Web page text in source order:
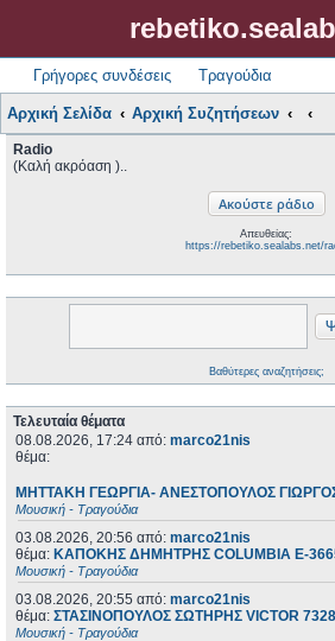
Γρήγορες συνδέσεις Τραγούδια
Αρχική Σελίδα Αρχική Συζητήσεων
Radio
(Καλή ακρόαση )..
Απευθείας:
https://rebetiko.sealabs.net/
Βαθύτερες αναζητήσεις;
Τελευταία θέματα
08.08.2026, 17:24 από: marco21nis
θέμα:
ΜΗΤΤΑΚΗ ΓΕΩΡΓΙΑ- ΑΝΕΣΤΟΠΟΥΛΟΣ ΓΙΩΡΓΟΣ
Μουσική - Τραγούδια
03.08.2026, 20:56 από: marco21nis
θέμα: ΚΑΠΟΚΗΣ ΔΗΜΗΤΡΗΣ COLUMBIA E-
Μουσική - Τραγούδια
03.08.2026, 20:55 από: marco21nis
θέμα: ΣΤΑΣΙΝΟΠΟΥΛΟΣ ΣΩΤΗΡΗΣ VICTOR
Μουσική - Τραγούδια